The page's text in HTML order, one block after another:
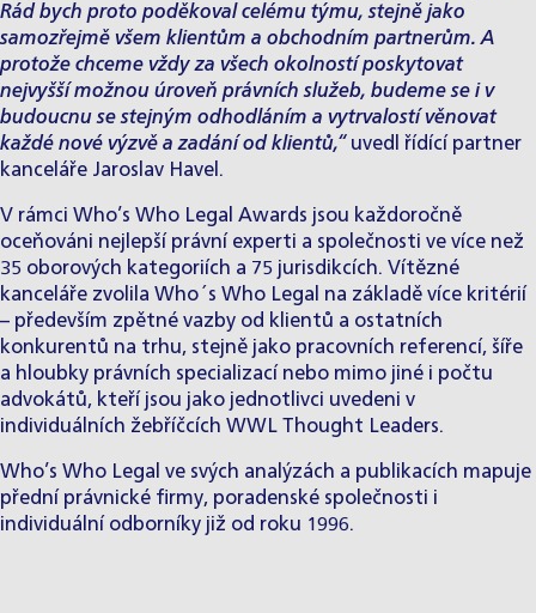
Rád bych proto poděkoval celému týmu, stejně jako
samozřejmě všem klientům a obchodním partnerům. A
protože chceme vždy za všech okolností poskytovat
nejvyšší možnou úroveň právních služeb, budeme se i v
budoucnu se stejným odhodláním a vytrvalostí věnovat
každé nové výzvě a zadání od klientů,“ uvedl řídící partner
kanceláře Jaroslav Havel.
V rámci Who’s Who Legal Awards jsou každoročně
oceňováni nejlepší právní experti a společnosti ve více než
35 oborových kategoriích a 75 jurisdikcích. Vítězné
kanceláře zvolila Who´s Who Legal na základě více kritérií
– především zpětné vazby od klientů a ostatních
konkurentů na trhu, stejně jako pracovních referencí, šíře
a hloubky právních specializací nebo mimo jiné i počtu
advokátů, kteří jsou jako jednotlivci uvedeni v
individuálních žebříčcích WWL Thought Leaders.
Who’s Who Legal ve svých analýzách a publikacích mapuje
přední právnické firmy, poradenské společnosti i
individuální odborníky již od roku 1996.